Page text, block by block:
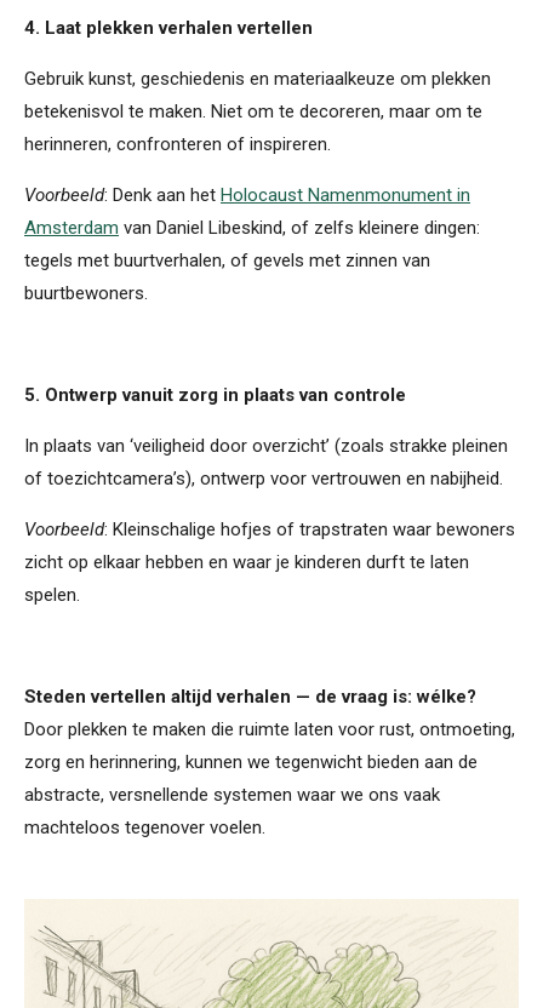
4. Laat plekken verhalen vertellen
Gebruik kunst, geschiedenis en materiaalkeuze om plekken
betekenisvol te maken. Niet om te decoreren, maar om te
herinneren, confronteren of inspireren.
Voorbeeld: Denk aan het Holocaust Namenmonument in
Amsterdam van Daniel Libeskind, of zelfs kleinere dingen:
tegels met buurtverhalen, of gevels met zinnen van
buurtbewoners.
5. Ontwerp vanuit zorg in plaats van controle
In plaats van ‘veiligheid door overzicht’ (zoals strakke pleinen
of toezichtcamera’s), ontwerp voor vertrouwen en nabijheid.
Voorbeeld: Kleinschalige hofjes of trapstraten waar bewoners
zicht op elkaar hebben en waar je kinderen durft te laten
spelen.
Steden vertellen altijd verhalen — de vraag is: wélke?
Door plekken te maken die ruimte laten voor rust, ontmoeting,
zorg en herinnering, kunnen we tegenwicht bieden aan de
abstracte, versnellende systemen waar we ons vaak
machteloos tegenover voelen.